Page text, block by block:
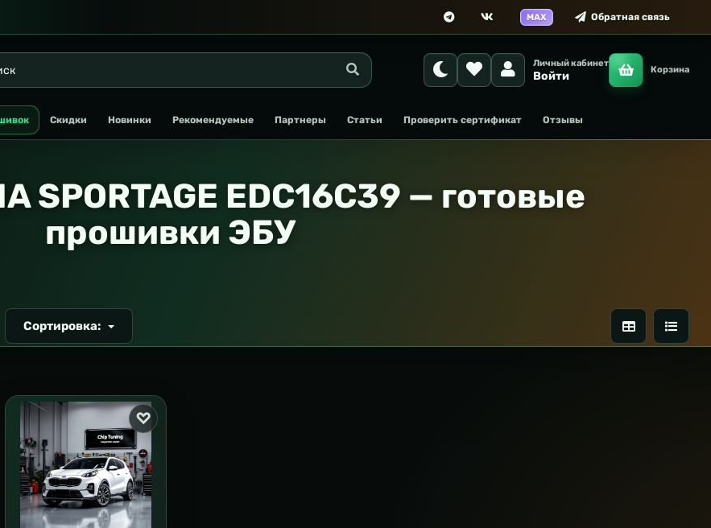
MAX Обратная связь
Личный кабинет
Войти Корзина
Скидки Новинки Рекомендуемые Партнеры Статьи Проверить сертификат Отзывы
SPORTAGE EDC16C39 — готовые
прошивки ЭБУ
Сортировка: